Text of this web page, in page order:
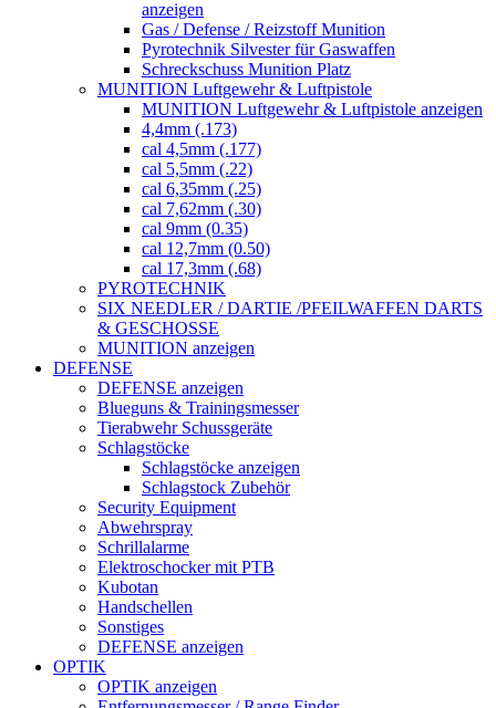
anzeigen
Gas / Defense / Reizstoff Munition
Pyrotechnik Silvester für Gaswaffen
Schreckschuss Munition Platz
MUNITION Luftgewehr & Luftpistole
MUNITION Luftgewehr & Luftpistole anzeigen
4,4mm (.173)
cal 4,5mm (.177)
cal 5,5mm (.22)
cal 6,35mm (.25)
cal 7,62mm (.30)
cal 9mm (0.35)
cal 12,7mm (0.50)
cal 17,3mm (.68)
PYROTECHNIK
SIX NEEDLER / DARTIE /PFEILWAFFEN DARTS
& GESCHOSSE
MUNITION anzeigen
DEFENSE
DEFENSE anzeigen
Blueguns & Trainingsmesser
Tierabwehr Schussgeräte
Schlagstöcke
Schlagstöcke anzeigen
Schlagstock Zubehör
Security Equipment
Abwehrspray
Schrillalarme
Elektroschocker mit PTB
Kubotan
Handschellen
Sonstiges
DEFENSE anzeigen
OPTIK
OPTIK anzeigen